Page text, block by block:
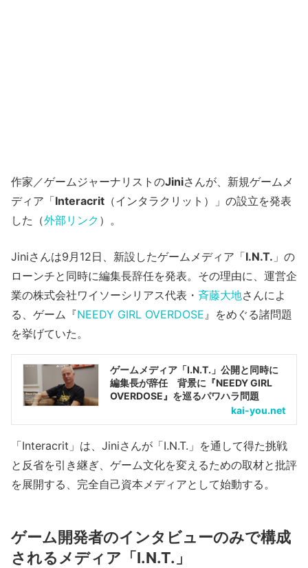
作家／ゲームジャーナリストのJiniさんが、新規ゲームメ
ディア「Interacrit （インタラクリット）」の設立を発表
した（外部リンク ）。
Jiniさんは9月12日、新設したゲームメディア「I.N.T. 」の
ローンチと同時に編集長辞任を発表。その理由に、運営企
業の株式会社ワイソーシリアス代表・ 斉藤大地さんによ
る、ゲーム『NEEDY GIRL OVERDOSE』をめぐる諸問題
を挙げていた。
ゲームメディア「I.N.T.」公開と同時に
編集長が辞任 背景に『NEEDY GIRL
OVERDOSE』を巡るパワハラ問題
kai-you.net
「Interacrit」は、Jiniさんが「I.N.T.」を通して得た挑戦
と反省を引き継ぎ、ゲーム文化を変えるための取材と批評
を展開する、完全自己資本メディアとして始動する。
ゲーム開発者のインタビューのみで構成
されるメディア「I.N.T.」